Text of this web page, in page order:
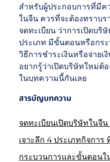
สำหรับผู้ประกอบการที่มีค
ในจีน ควรที่จะต้องทราบร
จดทะเบียน ว่าการเปิดบริ
ประเภท มีขั้นตอนหรือกร
วิธีการชำระเงินหรือจ่ายเ
อยากรู้ว่าเปิดบริษัทใหม่ต้
ในบทความนี้กันเลย
สารบัญบทความ
จดทะเบียนเปิดบริษัทในจีน
เจาะลึก 4 ประเภทกิจกา
กระบวนการและขั้นตอนใ